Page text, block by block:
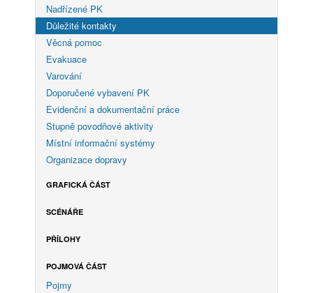
Nadřízené PK
Důležité kontakty
Věcná pomoc
Evakuace
Varování
Doporučené vybavení PK
Evidenční a dokumentační práce
Stupně povodňové aktivity
Místní informační systémy
Organizace dopravy
GRAFICKÁ ČÁST
SCÉNÁŘE
PŘÍLOHY
POJMOVÁ ČÁST
Pojmy